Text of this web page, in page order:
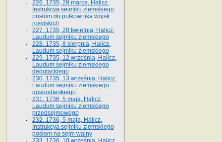
226. 1735, 28 marca, Halicz.
Instrukcya sejmiku ziemskiego
posłom do pułkownika wojsk
rosyjskich
227. 1735, 20 kwietnia, Halicz.
Laudum sejmiku ziemskiego
228. 1735, 8 sierpnia, Halicz.
Laudum sejmiku ziemskiego
229. 1735, 12 września, Halicz.
Laudum sejmiku ziemskiego
deputackiego
230. 1735, 13 września, Halicz.
Laudum sejmiku ziemskiego
gospodarskiego
231. 1736, 5 maja, Halicz.
Laudum sejmiku ziemskiego
przedsejmowego
232. 1736, 5 maja, Halicz.
Instrukcya sejmiku ziemskiego
posłom na sejm walny
233. 1736, 10 września, Halicz.